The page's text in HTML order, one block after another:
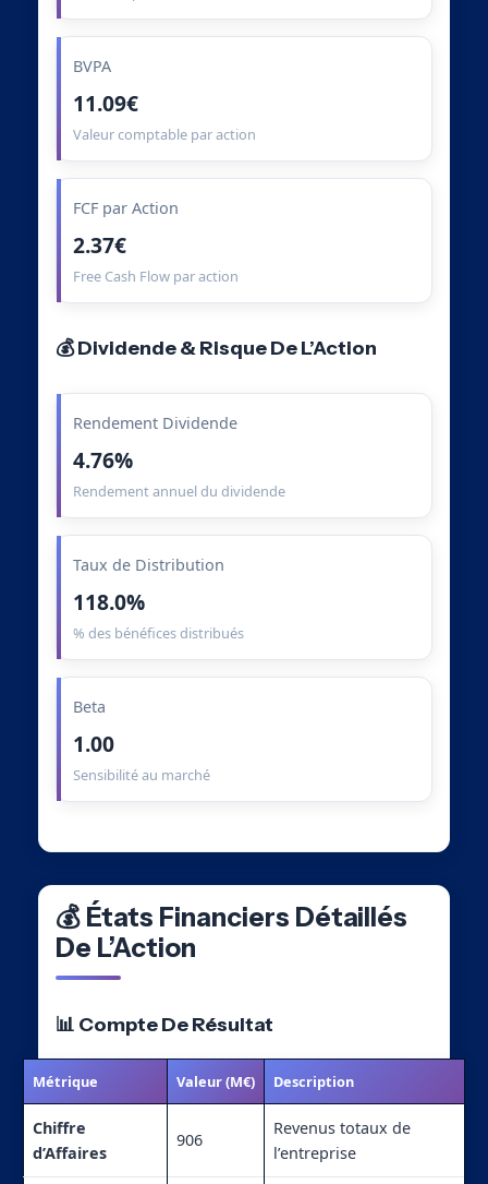
BVPA
11.09€
Valeur comptable par action
FCF par Action
2.37€
Free Cash Flow par action
💰 Dividende & Risque De L’Action
Rendement Dividende
4.76%
Rendement annuel du dividende
Taux de Distribution
118.0%
% des bénéfices distribués
Beta
1.00
Sensibilité au marché
💰 États Financiers Détaillés
De L’Action
📊 Compte De Résultat
Métrique Valeur (M€) Description
Chiffre
d’Affaires
906
Revenus totaux de
l’entreprise